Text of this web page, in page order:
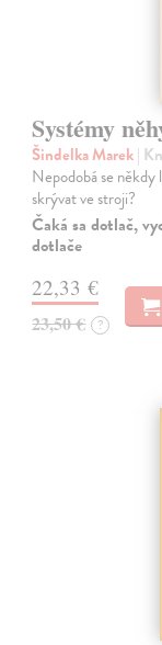
Systémy
Šindelka Marek|
Nepodobá se někdy
skrývat ve stroji?
Čaká sa dotlač,
dotlače
22,33 €
23,50 € ?